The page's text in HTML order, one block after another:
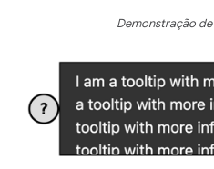
Demonstração de